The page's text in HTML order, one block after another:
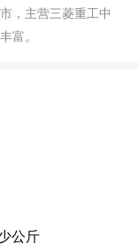
，主营三菱重工中
富。
公斤